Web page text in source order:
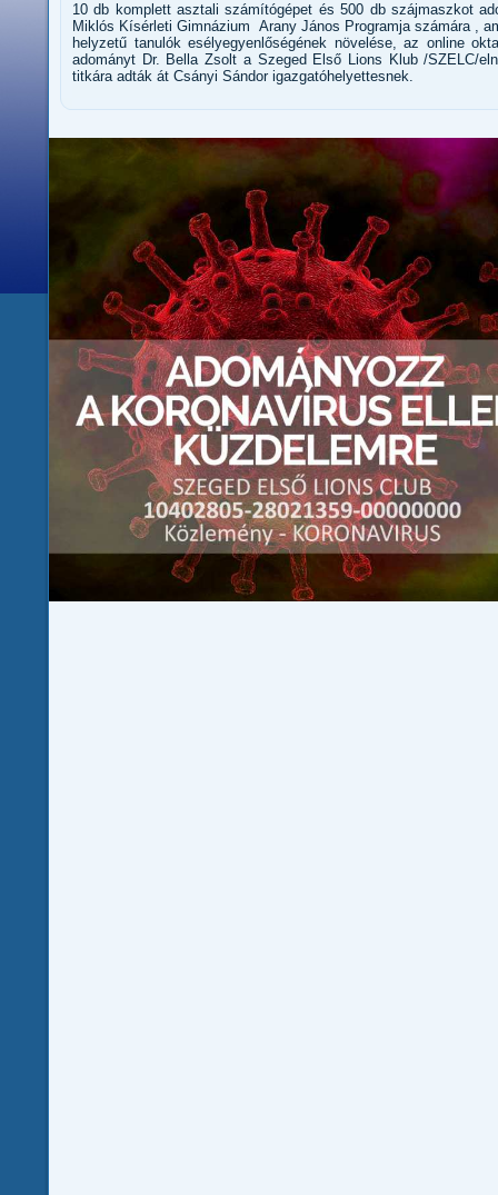
10 db komplett asztali számítógépet és 500 db szájmaszkot
Miklós Kísérleti Gimnázium Arany János Programja számára ,
helyzetű tanulók esélyegyenlőségének növelése, az online
adományt Dr. Bella Zsolt a Szeged Első Lions Klub /SZELC/
titkára adták át Csányi Sándor igazgatóhelyettesnek.